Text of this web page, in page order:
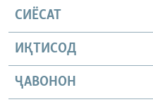
СИЁСАТ
ИҚТИСОД
ҶАВОНОН